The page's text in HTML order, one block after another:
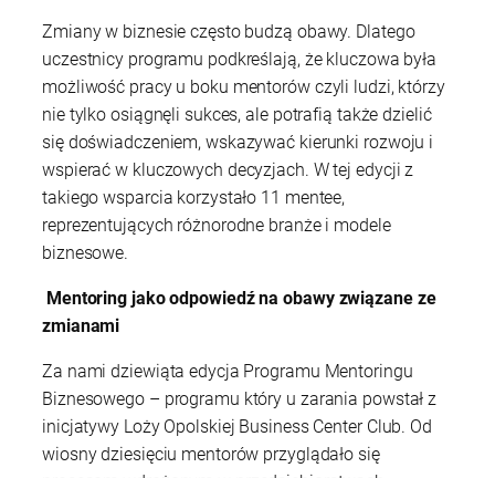
Zmiany w biznesie często budzą obawy. Dlatego
uczestnicy programu podkreślają, że kluczowa była
możliwość pracy u boku mentorów czyli ludzi, którzy
nie tylko osiągnęli sukces, ale potrafią także dzielić
się doświadczeniem, wskazywać kierunki rozwoju i
wspierać w kluczowych decyzjach. W tej edycji z
takiego wsparcia korzystało 11 mentee,
reprezentujących różnorodne branże i modele
biznesowe.
Mentoring jako odpowiedź na obawy związane ze
zmianami
Za nami dziewiąta edycja Programu Mentoringu
Biznesowego – programu który u zarania powstał z
inicjatywy Loży Opolskiej Business Center Club. Od
wiosny dziesięciu mentorów przyglądało się